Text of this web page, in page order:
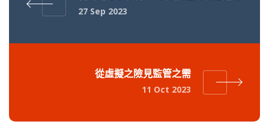
27 Sep 2023
從虛擬之險見監管之需
11 Oct 2023